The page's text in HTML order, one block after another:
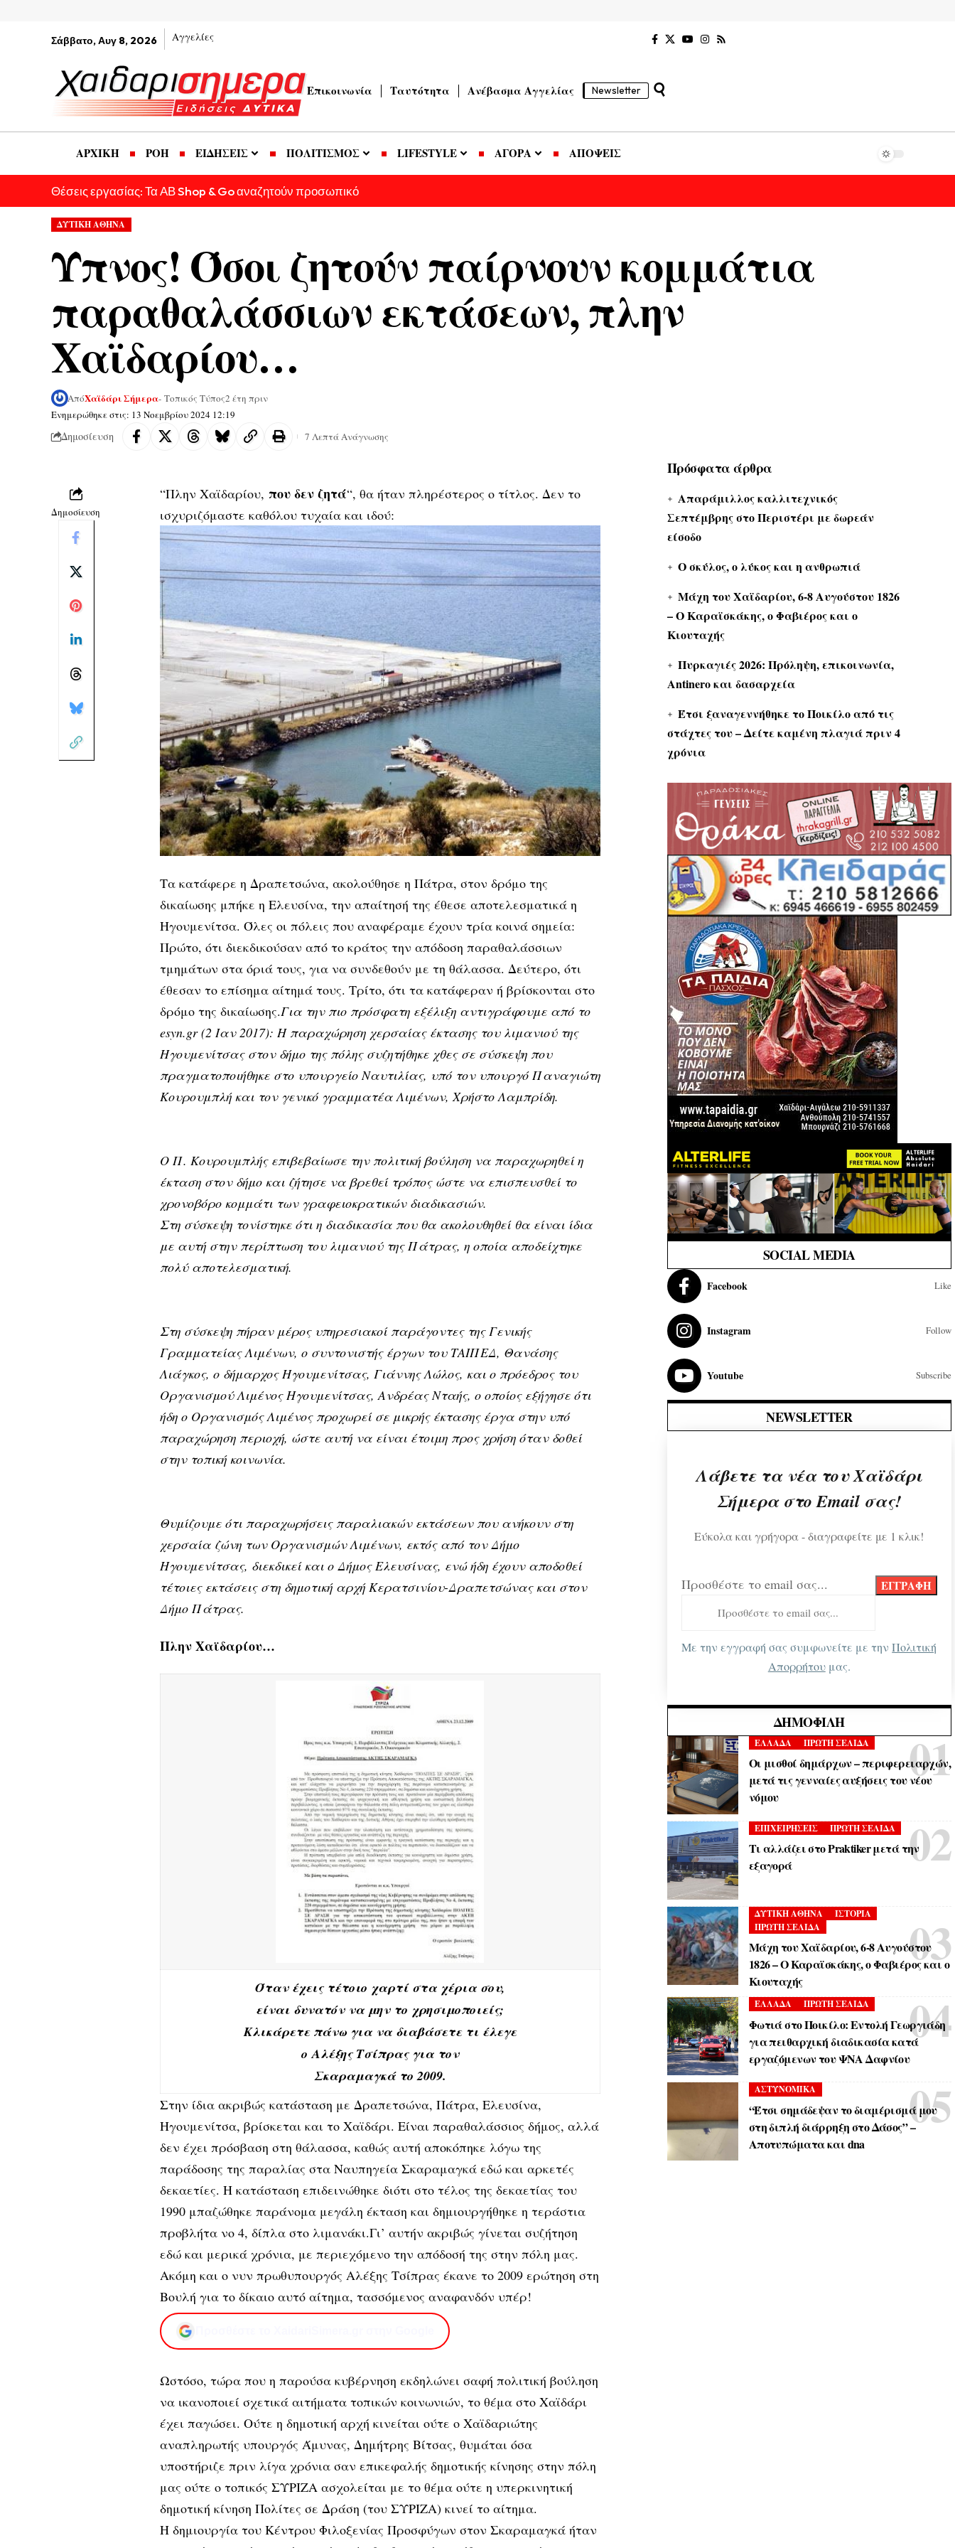
Σάββατο, Αυγ 8, 2026 Αγγελίες
Επικοινωνία Ταυτότητα Ανέβασμα Αγγελίας Newsletter
ΑΡΧΙΚΗ ΡΟΗ ΕΙΔΗΣΕΙΣ ΠΟΛΙΤΙΣΜΟΣ LIFESTYLE ΑΓΟΡΑ ΑΠΟΨΕΙΣ
Θέσεις εργασίας: Τα ΑΒ Shop & Go αναζητούν προσωπικό
ΔΥΤΙΚΗ ΑΘΗΝΑ
Ύπνος! Όσοι ζητούν παίρνουν κομμάτια
παραθαλάσσιων εκτάσεων, πλην
Χαϊδαρίου…
Ενημερώθηκε στις: 13 Νοεμβρίου 2024 12:19
ΑπόΧαϊδάρι Σήμερα- Τοπικός Τύπος2 έτη πριν
Δημοσίευση 7 Λεπτά Ανάγνωσης
Δημοσίευση
“Πλην Χαϊδαρίου, που δεν ζητά“, θα ήταν πληρέστερος ο τίτλος. Δεν το
ισχυριζόμαστε καθόλου τυχαία και ιδού:
Τα κατάφερε η Δραπετσώνα, ακολούθησε η Πάτρα, στον δρόμο της
δικαίωσης μπήκε η Ελευσίνα, την απαίτησή της έθεσε αποτελεσματικά η
Ηγουμενίτσα. Όλες οι πόλεις που αναφέραμε έχουν τρία κοινά σημεία:
Πρώτο, ότι διεκδικούσαν από το κράτος την απόδοση παραθαλάσσιων
τμημάτων στα όριά τους, για να συνδεθούν με τη θάλασσα. Δεύτερο, ότι
έθεσαν το επίσημα αίτημά τους. Τρίτο, ότι τα κατάφεραν ή βρίσκονται στο
δρόμο της δικαίωσης.Για την πιο πρόσφατη εξέλιξη αντιγράφουμε από το
esyn.gr (2 Ιαν 2017): Η παραχώρηση χερσαίας έκτασης του λιμανιού της
Ηγουμενίτσας στον δήμο της πόλης συζητήθηκε χθες σε σύσκεψη που
πραγματοποιήθηκε στο υπουργείο Ναυτιλίας, υπό τον υπουργό Παναγιώτη
Κουρουμπλή και τον γενικό γραμματέα Λιμένων, Χρήστο Λαμπρίδη.
Ο Π. Κουρουμπλής επιβεβαίωσε την πολιτική βούληση να παραχωρηθεί η
έκταση στον δήμο και ζήτησε να βρεθεί τρόπος ώστε να επισπευσθεί το
χρονοβόρο κομμάτι των γραφειοκρατικών διαδικασιών.
Στη σύσκεψη τονίστηκε ότι η διαδικασία που θα ακολουθηθεί θα είναι ίδια
με αυτή στην περίπτωση του λιμανιού της Πάτρας, η οποία αποδείχτηκε
πολύ αποτελεσματική.
Στη σύσκεψη πήραν μέρος υπηρεσιακοί παράγοντες της Γενικής
Γραμματείας Λιμένων, ο συντονιστής έργων του ΤΑΙΠΕΔ, Θανάσης
Λιάγκος, ο δήμαρχος Ηγουμενίτσας, Γιάννης Λώλος, και ο πρόεδρος του
Οργανισμού Λιμένος Ηγουμενίτσας, Ανδρέας Νταής, ο οποίος εξήγησε ότι
ήδη ο Οργανισμός Λιμένος προχωρεί σε μικρής έκτασης έργα στην υπό
παραχώρηση περιοχή, ώστε αυτή να είναι έτοιμη προς χρήση όταν δοθεί
στην τοπική κοινωνία.
Θυμίζουμε ότι παραχωρήσεις παραλιακών εκτάσεων που ανήκουν στη
χερσαία ζώνη των Οργανισμών Λιμένων, εκτός από τον Δήμο
Ηγουμενίτσας, διεκδικεί και ο Δήμος Ελευσίνας, ενώ ήδη έχουν αποδοθεί
τέτοιες εκτάσεις στη δημοτική αρχή Κερατσινίου-Δραπετσώνας και στον
Δήμο Πάτρας.
Πλην Χαϊδαρίου…
Όταν έχεις τέτοιο χαρτί στα χέρια σου,
είναι δυνατόν να μην το χρησιμοποιείς;
Κλικάρετε πάνω για να διαβάσετε τι έλεγε
ο Αλέξης Τσίπρας για τον
Σκαραμαγκά το 2009.
Στην ίδια ακριβώς κατάσταση με Δραπετσώνα, Πάτρα, Ελευσίνα,
Ηγουμενίτσα, βρίσκεται και το Χαϊδάρι. Είναι παραθαλάσσιος δήμος, αλλά
δεν έχει πρόσβαση στη θάλασσα, καθώς αυτή αποκόπηκε λόγω της
παράδοσης της παραλίας στα Ναυπηγεία Σκαραμαγκά εδώ και αρκετές
δεκαετίες. Η κατάσταση επιδεινώθηκε διότι στο τέλος της δεκαετίας του
1990 μπαζώθηκε παράνομα μεγάλη έκταση και δημιουργήθηκε η τεράστια
προβλήτα νο 4, δίπλα στο λιμανάκι.Γι’ αυτήν ακριβώς γίνεται συζήτηση
εδώ και μερικά χρόνια, με περιεχόμενο την απόδοσή της στην πόλη μας.
Ακόμη και ο νυν πρωθυπουργός Αλέξης Τσίπρας έκανε το 2009 ερώτηση στη
Βουλή για το δίκαιο αυτό αίτημα, τασσόμενος αναφανδόν υπέρ!
Ωστόσο, τώρα που η παρούσα κυβέρνηση εκδηλώνει σαφή πολιτική βούληση
να ικανοποιεί σχετικά αιτήματα τοπικών κοινωνιών, το θέμα στο Χαϊδάρι
έχει παγώσει. Ούτε η δημοτική αρχή κινείται ούτε ο Χαϊδαριώτης
αναπληρωτής υπουργός Άμυνας, Δημήτρης Βίτσας, θυμάται όσα
υποστήριζε πριν λίγα χρόνια σαν επικεφαλής δημοτικής κίνησης στην πόλη
μας ούτε ο τοπικός ΣΥΡΙΖΑ ασχολείται με το θέμα ούτε η υπερκινητική
δημοτική κίνηση Πολίτες σε Δράση (του ΣΥΡΙΖΑ) κινεί το αίτημα.
Η δημιουργία του Κέντρου Φιλοξενίας Προσφύγων στον Σκαραμαγκά ήταν
Πρόσφατα άρθρα
Απαράμιλλος καλλιτεχνικός
Σεπτέμβρης στο Περιστέρι με δωρεάν
είσοδο
Ο σκύλος, ο λύκος και η ανθρωπιά
Μάχη του Χαϊδαρίου, 6-8 Αυγούστου 1826
– Ο Καραϊσκάκης, ο Φαβιέρος και ο
Κιουταχής
Πυρκαγιές 2026: Πρόληψη, επικοινωνία,
Antinero και δασαρχεία
Έτσι ξαναγεννήθηκε το Ποικίλο από τις
στάχτες του – Δείτε καμένη πλαγιά πριν 4
χρόνια
SOCIAL MEDIA
Facebook Like
Instagram Follow
Youtube Subscribe
NEWSLETTER
Λάβετε τα νέα του Χαϊδάρι
Σήμερα στο Email σας!
Εύκολα και γρήγορα - διαγραφείτε με 1 κλικ!
Προσθέστε το email σας...
Με την εγγραφή σας συμφωνείτε με τηνΠολιτική
Απορρήτουμας.
ΔΗΜΟΦΙΛΉ
ΕΛΛΑΔΑ ΠΡΩΤΗ ΣΕΛΙΔΑ
Οι μισθοί δημάρχων – περιφερειαρχών,
μετά τις γενναίες αυξήσεις του νέου
νόμου
ΕΠΙΧΕΙΡΗΣΕΙΣ ΠΡΩΤΗ ΣΕΛΙΔΑ
Τι αλλάζει στο Praktiker μετά την
εξαγορά
ΔΥΤΙΚΗ ΑΘΗΝΑ
ΙΣΤΟΡΙΑ
ΠΡΩΤΗ ΣΕΛΙΔΑ
Μάχη του Χαϊδαρίου, 6-8 Αυγούστου
1826 – Ο Καραϊσκάκης, ο Φαβιέρος και ο
Κιουταχής
ΕΛΛΑΔΑ ΠΡΩΤΗ ΣΕΛΙΔΑ
Φωτιά στο Ποικίλο: Εντολή Γεωργιάδη
για πειθαρχική διαδικασία κατά
εργαζόμενων του ΨΝΑ Δαφνίου
ΑΣΤΥΝΟΜΙΚΑ
“Έτσι σημάδεψαν το διαμέρισμά μου
στη διπλή διάρρηξη στο Δάσος” –
Αποτυπώματα και dna